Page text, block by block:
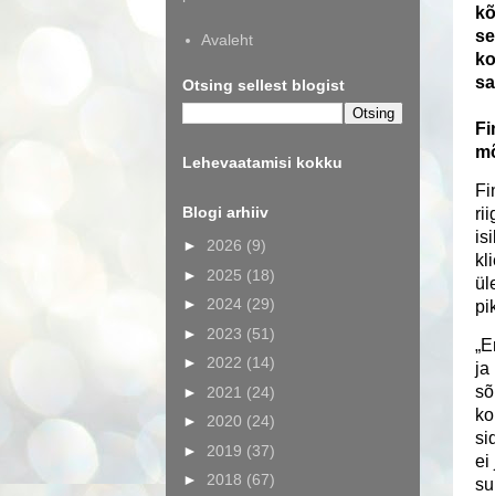
ja
ei
Avaleht
Otsing sellest blogist
Lehevaatamisi kokku
Blogi arhiiv
► 2026 (9)
► 2025 (18)
► 2024 (29)
► 2023 (51)
► 2022 (14)
► 2021 (24)
► 2020 (24)
► 2019 (37)
► 2018 (67)